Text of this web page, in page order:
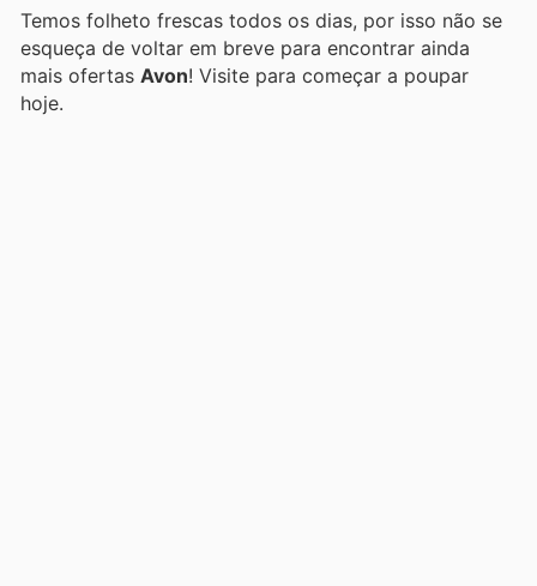
Temos folheto frescas todos os dias, por isso não se
esqueça de voltar em breve para encontrar ainda
mais ofertas Avon ! Visite para começar a poupar
hoje.